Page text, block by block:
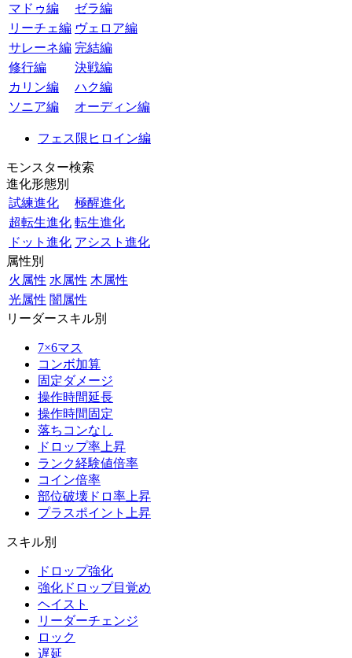
マドゥ編
ゼラ編
リーチェ編 ヴェロア編
サレーネ編 完結編
修行編
決戦編
カリン編
ハク編
ソニア編
オーディン編
フェス限ヒロイン編
モンスター検索
進化形態別
試練進化
極醒進化
超転生進化 転生進化
ドット進化 アシスト進化
属性別
火属性 水属性 木属性
光属性 闇属性
リーダースキル別
7×6マス
コンボ加算
固定ダメージ
操作時間延長
操作時間固定
落ちコンなし
ドロップ率上昇
ランク経験値倍率
コイン倍率
部位破壊ドロ率上昇
プラスポイント上昇
スキル別
ドロップ強化
強化ドロップ目覚め
ヘイスト
リーダーチェンジ
ロック
遅延